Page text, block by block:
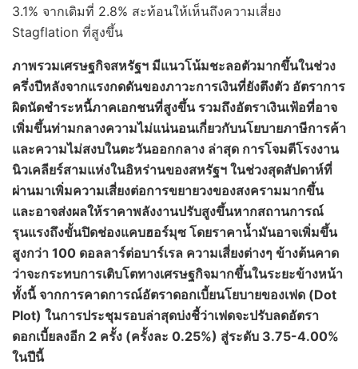
3.1% จากเดิมที่ 2.8% สะท้อนให้เห็นถึงความเสี่ยง
Stagflation ที่สูงขึ้น
ภาพรวมเศรษฐกิจสหรัฐฯ มีแนวโน้มชะลอตัวมากขึ้นในช่วง
ครึ่งปีหลังจากแรงกดดันของภาวะการเงินที่ยังตึงตัว อัตราการ
ผิดนัดชำระหนี้ภาคเอกชนที่สูงขึ้น รวมถึงอัตราเงินเฟ้อที่อาจ
เพิ่มขึ้นท่ามกลางความไม่แน่นอนเกี่ยวกับนโยบายภาษีการค้า
และความไม่สงบในตะวันออกกลาง ล่าสุด การโจมตีโรงงาน
นิวเคลียร์สามแห่งในอิหร่านของสหรัฐฯ ในช่วงสุดสัปดาห์ที่
ผ่านมาเพิ่มความเสี่ยงต่อการขยายวงของสงครามมากขึ้น
และอาจส่งผลให้ราคาพลังงานปรับสูงขึ้นหากสถานการณ์
รุนแรงถึงขั้นปิดช่องแคบฮอร์มุซ โดยราคาน้ำมันอาจเพิ่มขึ้น
สูงกว่า 100 ดอลลาร์ต่อบาร์เรล ความเสี่ยงต่างๆ ข้างต้นคาด
ว่าจะกระทบการเติบโตทางเศรษฐกิจมากขึ้นในระยะข้างหน้า
ทั้งนี้ จากการคาดการณ์อัตราดอกเบี้ยนโยบายของเฟด (Dot
Plot) ในการประชุมรอบล่าสุดบ่งชี้ว่าเฟดจะปรับลดอัตรา
ดอกเบี้ยลงอีก 2 ครั้ง (ครั้งละ 0.25%) สู่ระดับ 3.75-4.00%
ในปีนี้